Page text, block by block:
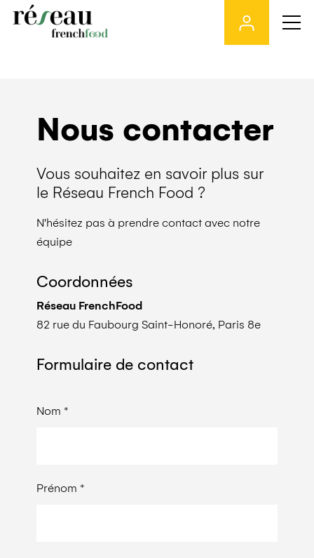
Skip
Nous contacter
Vous souhaitez en savoir plus sur
le Réseau French Food ?
N'hésitez pas à prendre contact avec notre
équipe
Coordonnées
Réseau FrenchFood
82 rue du Faubourg Saint-Honoré, Paris 8e
Formulaire de contact
Nom *
Prénom *